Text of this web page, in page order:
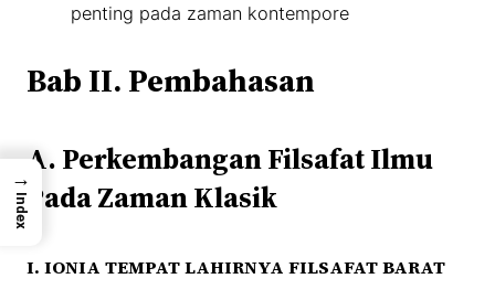
penting pada zaman kontempore
Bab II. Pembahasan
A. Perkembangan Filsafat Ilmu
Pada Zaman Klasik
I. IONIA TEMPAT LAHIRNYA FILSAFAT BARAT
→
Index